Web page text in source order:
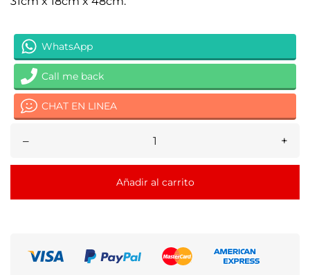
WhatsApp
Call me back
CHAT EN LINEA
– +
Añadir al carrito